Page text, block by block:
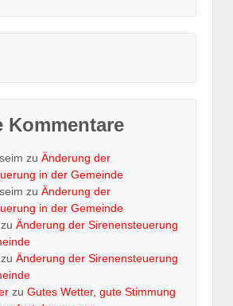
Kommentare
zu Änderung der
in der Gemeinde
zu Änderung der
in der Gemeinde
zu Änderung der Sirenensteuerung
zu Änderung der Sirenensteuerung
zu Gutes Wetter, gute Stimmung